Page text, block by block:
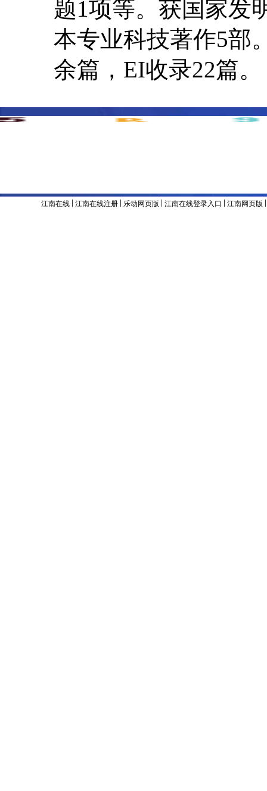
题1项等。获国家发
本专业科技著作5部
余篇，EI收录22篇。
江南在线 | 江南在线注册| 乐动网页版 | 江南在线登录入口 | 江南网页版